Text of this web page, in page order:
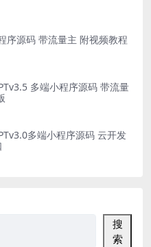
序源码 带流量主 附视频教程
多端小程序源码 带流量
多端小程序源码 云开发
搜
索